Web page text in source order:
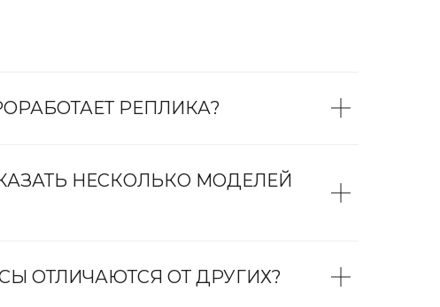
РЕПЛИКА?
НЕСКОЛЬКО МОДЕЛЕЙ
ОТЛИЧАЮТСЯ ОТ ДРУГИХ?